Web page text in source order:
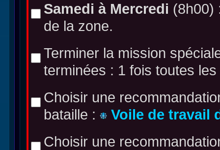
Samedi à Mercredi (8h00)
de la zone.
Terminer la mission
terminées : 1 fois toutes
Choisir une
bataille :
Voile de travail
Choisir une